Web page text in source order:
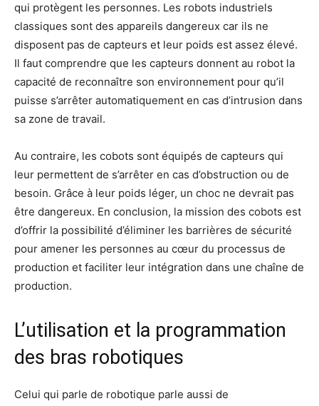
qui protègent les personnes. Les robots industriels
classiques sont des appareils dangereux car ils ne
disposent pas de capteurs et leur poids est assez élevé.
Il faut comprendre que les capteurs donnent au robot la
capacité de reconnaître son environnement pour qu’il
puisse s’arrêter automatiquement en cas d’intrusion dans
sa zone de travail.
Au contraire, les cobots sont équipés de capteurs qui
leur permettent de s’arrêter en cas d’obstruction ou de
besoin. Grâce à leur poids léger, un choc ne devrait pas
être dangereux. En conclusion, la mission des cobots est
d’offrir la possibilité d’éliminer les barrières de sécurité
pour amener les personnes au cœur du processus de
production et faciliter leur intégration dans une chaîne de
production.
L’utilisation et la programmation
des bras robotiques
Celui qui parle de robotique parle aussi de